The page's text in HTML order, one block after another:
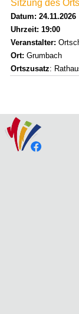
Sitzung des
Datum: 24.11.2026
Uhrzeit: 19:00
Veranstalter:
Ort: Grumbach
Ortszusatz: